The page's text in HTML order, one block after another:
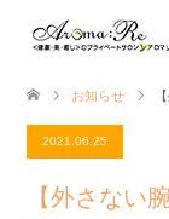
お知らせ
2021.06.25
【外さない